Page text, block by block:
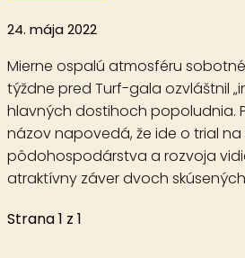
24. mája 2022
Mierne ospalú atmosféru
týždne pred Turf-gala ozvláštnil
hlavných dostihoch popoludnia.
názov napovedá, že ide o trial na
pôdohospodárstva a rozvoja
atraktívny záver dvoch
Strana 1 z 1